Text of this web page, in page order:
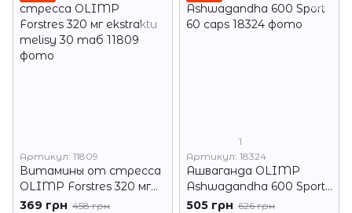
Артикул: 11809
Витамины от стресса
OLIMP Forstres 320 мг
ekstraktu melisy 30 таб
369 грн 458 грн
1
Артикул: 18324
Ашваганда OLIMP
Ashwagandha 600 Sport
60 caps
505 грн 626 грн